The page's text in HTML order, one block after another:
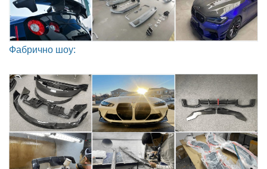
Фабрично шоу: